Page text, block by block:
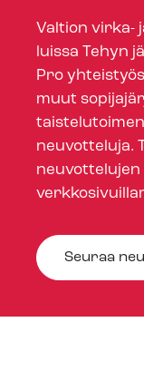
Valtion virka-
luis­sa Tehyn
Pro
muut
neuvotteluja.
neuvottelujen
Seuraa